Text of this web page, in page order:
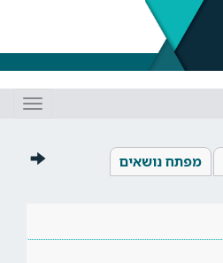
מפתח נושאים